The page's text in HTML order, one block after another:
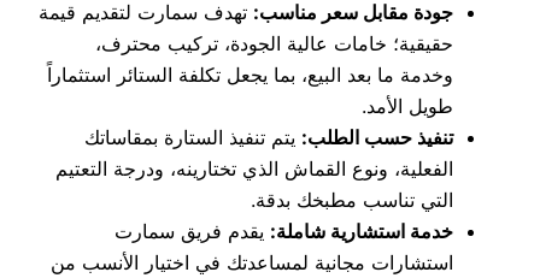
جودة مقابل سعر مناسب: تهدف سمارت لتقديم قيمة
حقيقية؛ خامات عالية الجودة، تركيب محترف،
وخدمة ما بعد البيع، بما يجعل تكلفة الستائر استثماراً
طويل الأمد.
تنفيذ حسب الطلب: يتم تنفيذ الستارة بمقاساتك
الفعلية، ونوع القماش الذي تختارينه، ودرجة التعتيم
التي تناسب مطبخك بدقة.
خدمة استشارية شاملة: يقدم فريق سمارت
استشارات مجانية لمساعدتك في اختيار الأنسب من